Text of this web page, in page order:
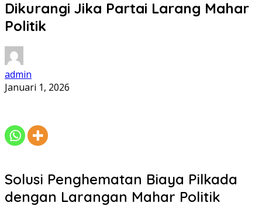
Dikurangi Jika Partai Larang Mahar
Politik
admin
Januari 1, 2026
Solusi Penghematan Biaya Pilkada
dengan Larangan Mahar Politik